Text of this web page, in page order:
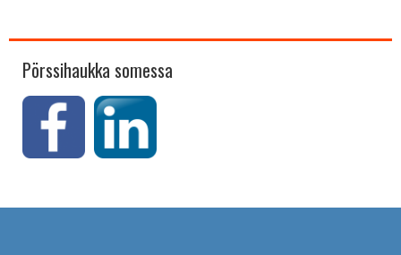
Pörssihaukka somessa